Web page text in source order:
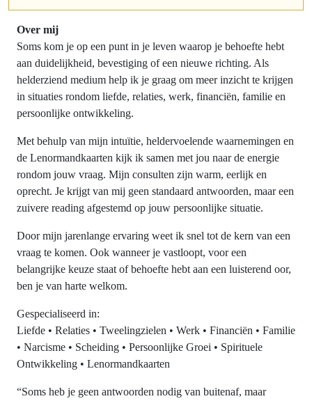
Over mij
Soms kom je op een punt in je leven waarop je behoefte hebt
aan duidelijkheid, bevestiging of een nieuwe richting. Als
helderziend medium help ik je graag om meer inzicht te krijgen
in situaties rondom liefde, relaties, werk, financiën, familie en
persoonlijke ontwikkeling.
Met behulp van mijn intuïtie, heldervoelende waarnemingen en
de Lenormandkaarten kijk ik samen met jou naar de energie
rondom jouw vraag. Mijn consulten zijn warm, eerlijk en
oprecht. Je krijgt van mij geen standaard antwoorden, maar een
zuivere reading afgestemd op jouw persoonlijke situatie.
Door mijn jarenlange ervaring weet ik snel tot de kern van een
vraag te komen. Ook wanneer je vastloopt, voor een
belangrijke keuze staat of behoefte hebt aan een luisterend oor,
ben je van harte welkom.
Gespecialiseerd in:
Liefde • Relaties • Tweelingzielen • Werk • Financiën • Familie
• Narcisme • Scheiding • Persoonlijke Groei • Spirituele
Ontwikkeling • Lenormandkaarten
“Soms heb je geen antwoorden nodig van buitenaf, maar